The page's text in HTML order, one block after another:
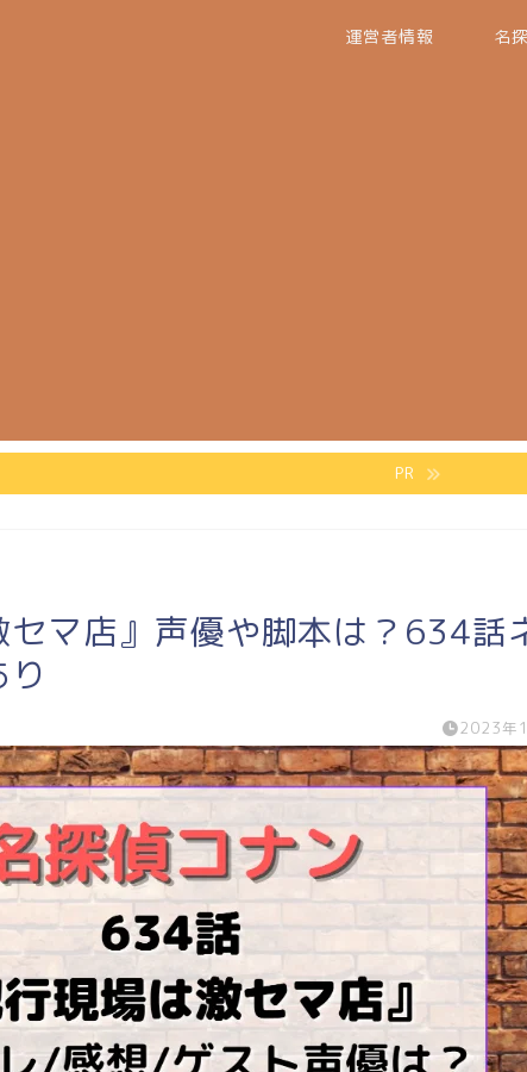
運営者情報 名
PR
セマ店』声優や脚本は？634話
2023年